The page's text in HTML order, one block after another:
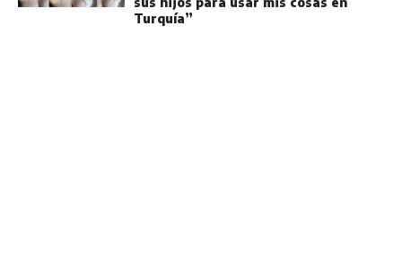
Turquía”